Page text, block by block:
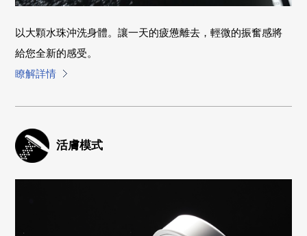
以大顆水珠沖洗身體。讓一天的疲憊離去，輕微的振奮感將
給您全新的感受。
瞭解詳情
活膚模式